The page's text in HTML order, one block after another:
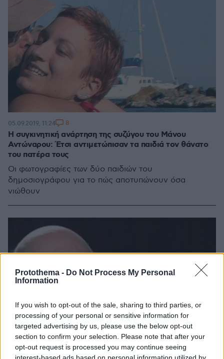
Protothema - Do Not Process My Personal
Information
If you wish to opt-out of the sale, sharing to third parties, or
processing of your personal or sensitive information for
targeted advertising by us, please use the below opt-out
section to confirm your selection. Please note that after your
opt-out request is processed you may continue seeing
interest-based ads based on personal information utilized by
H συγκινητική ανάρτηση της συζύγου του Μάνου
Αντώναρου: Έτσι αντιμετώπισαν τα παιδιά τον θάνατο
του πατέρα τους
Οι φωτογραφίες των δύο παιδιών του
δημοσιογράφου για το πώς αποτυπώνουν όσα
νιώθουν
05.09.2019, 11:24 8